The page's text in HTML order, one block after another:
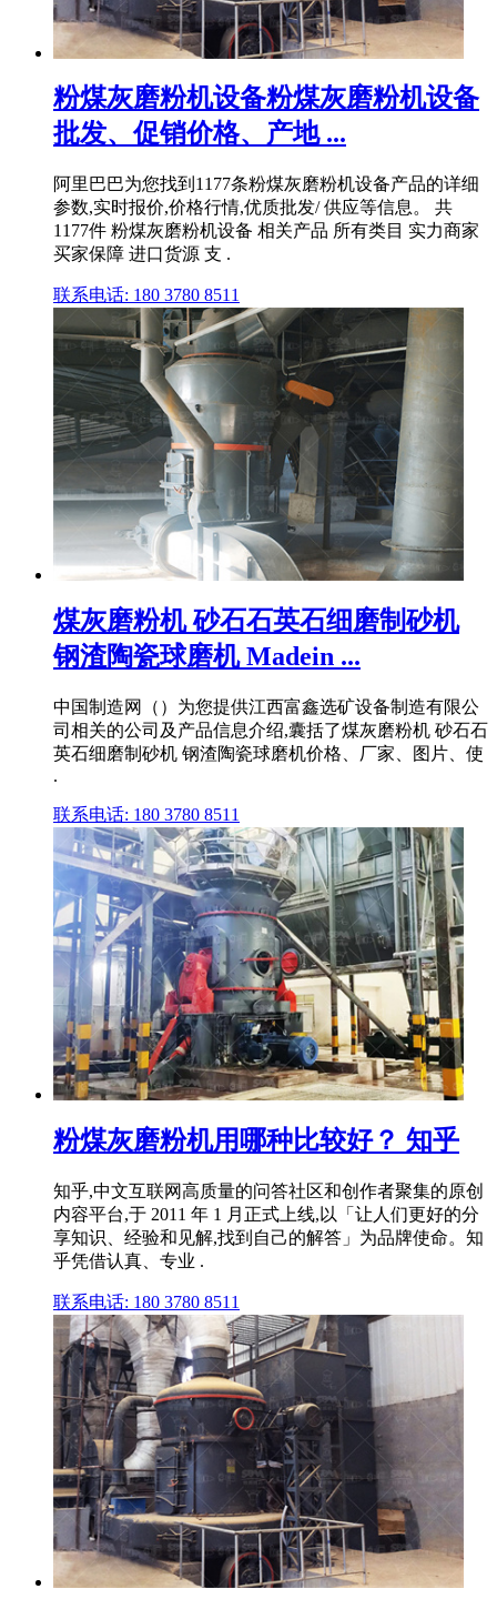
粉煤灰磨粉机设备粉煤灰磨粉机设备
批发、促销价格、产地 ...
阿里巴巴为您找到1177条粉煤灰磨粉机设备产品的详细
参数,实时报价,价格行情,优质批发/ 供应等信息。 共
1177件 粉煤灰磨粉机设备 相关产品 所有类目 实力商家
买家保障 进口货源 支 .
联系电话: 180 3780 8511
煤灰磨粉机 砂石石英石细磨制砂机
钢渣陶瓷球磨机 Madein ...
中国制造网（）为您提供江西富鑫选矿设备制造有限公
司相关的公司及产品信息介绍,囊括了煤灰磨粉机 砂石石
英石细磨制砂机 钢渣陶瓷球磨机价格、厂家、图片、使
.
联系电话: 180 3780 8511
粉煤灰磨粉机用哪种比较好？ 知乎
知乎,中文互联网高质量的问答社区和创作者聚集的原创
内容平台,于 2011 年 1 月正式上线,以「让人们更好的分
享知识、经验和见解,找到自己的解答」为品牌使命。知
乎凭借认真、专业 .
联系电话: 180 3780 8511